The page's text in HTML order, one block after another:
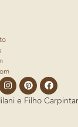
e Filho